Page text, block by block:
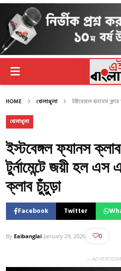
HOME খেলাধুলা ইস্টবেঙ্গল ফ্যানস
খেলাধুলা
ইস্টবেঙ্গল ফ্যানস
টুর্নামেন্টে জয়ী হল এস
ক্লাব চুঁচুড়া
Facebook Twitter
By Eaibanglai-January 29, 2026 0
—